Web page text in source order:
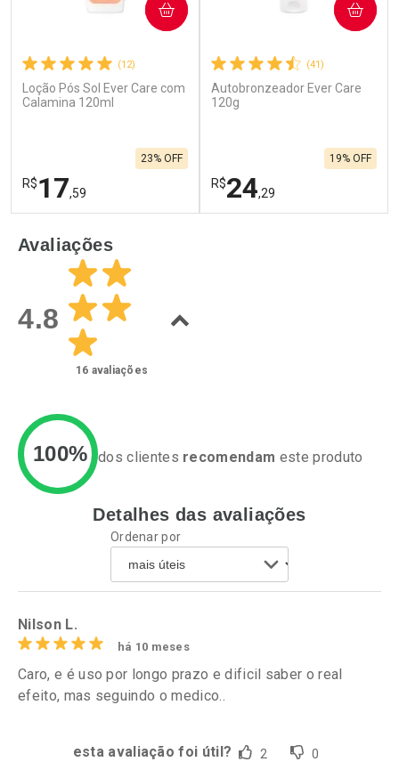
(12)
Loção Pós Sol Ever Care com
Calamina 120ml
R$17,59
23% OFF
COMPRAR
Laboratório
Ativar Desconto
Comprar sem Desconto
Por R$ 17,59/cada
Por Menos
Comprar sem Desconto
(41)
Autobronzeador Ever Care
120g
R$24,29
19% OFF
COMPRAR
Ativar Desconto
Comprar sem Desconto
Por R$ 24,29/cada
Avaliações
4.8
16 avaliações
100% dos clientes recomendam este produto
Detalhes das avaliações
Ordenar por
Nilson L.
há 10 meses
Caro, e é uso por longo prazo e dificil saber o real
efeito, mas seguindo o medico..
esta avaliação foi útil? 2 0